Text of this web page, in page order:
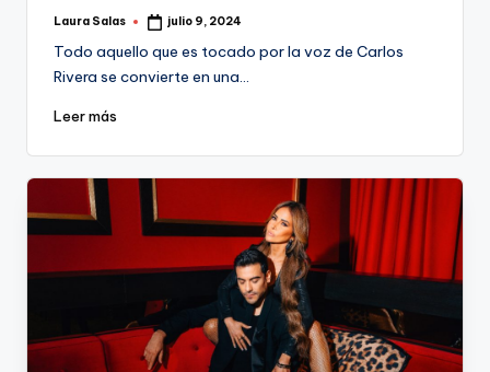
Publicado
Laura Salas julio 9, 2024
Todo aquello que es tocado por la voz de Carlos
Rivera se convierte en una…
Leer más